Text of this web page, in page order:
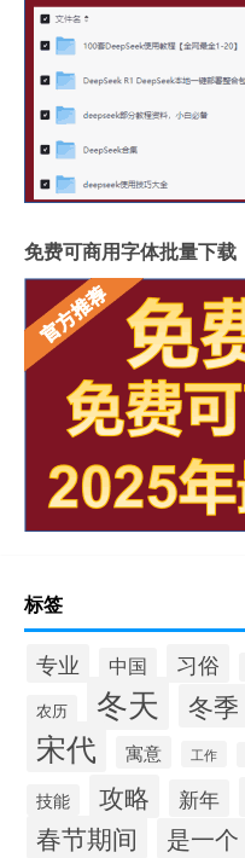
免费可商用字体批量下载
标签
专业 中国 习俗
农历 冬天 冬季
宋代 寓意 工作
技能 攻略 新年
春节期间 是一个